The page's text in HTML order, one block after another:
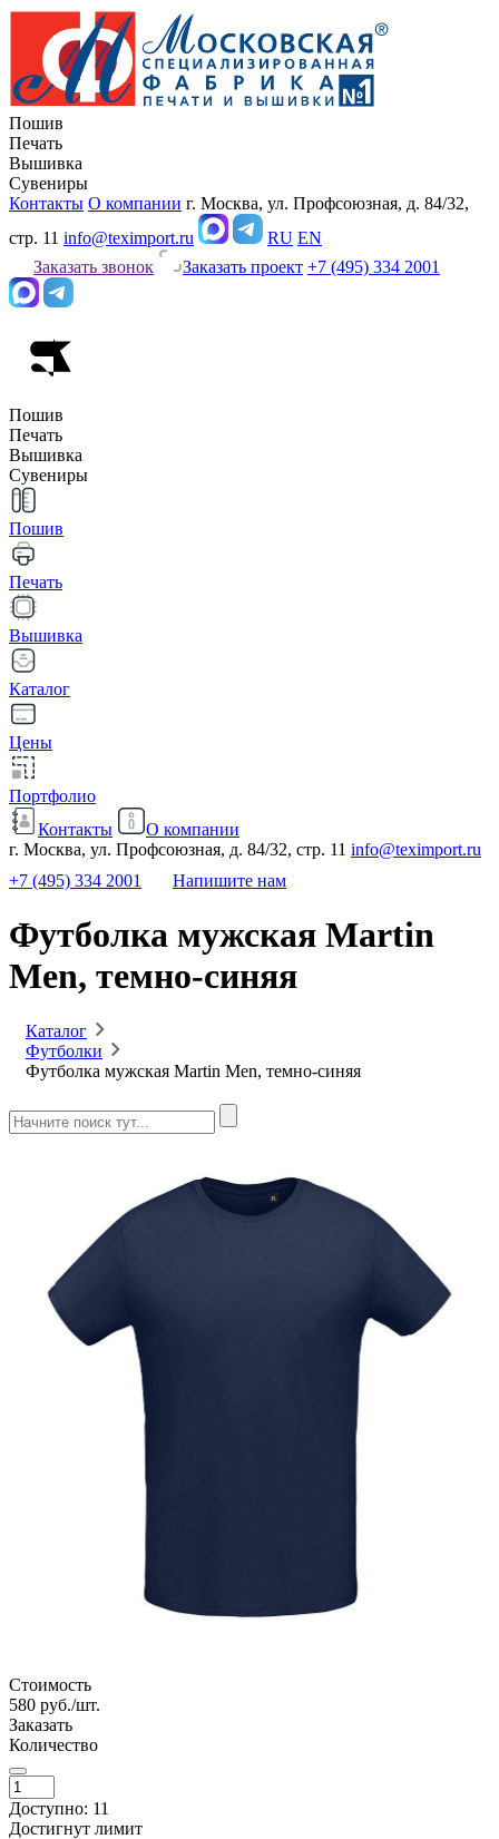
Пошив
Печать
Вышивка
Сувениры
Контакты О компании г. Москва, ул. Профсоюзная, д. 84/32,
стр. 11 info@teximport.ru RU EN
Заказать звонок
Заказать проект +7 (495) 334 2001
Пошив
Печать
Вышивка
Сувениры
Пошив
Печать
Вышивка
Каталог
Цены
Портфолио
Контакты
О компании
г. Москва, ул. Профсоюзная, д. 84/32, стр. 11 info@teximport.ru
+7 (495) 334 2001
Напишите нам
Футболка мужская Martin
Men, темно-синяя
Каталог
Футболки
Футболка мужская Martin Men, темно-синяя
Стоимость
580 руб./шт.
Заказать
Количество
Доступно: 11
Достигнут лимит